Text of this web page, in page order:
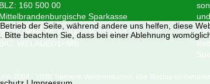
BLZ: 160 500 00
Mittelbrandenburgische Sparkasse
DE05 1605 0000 3527 0034 00
BIC: WELADED1PMB
© 2008 - 2026 Tierheim Verlorenwasser. Alle Rechte vorbehalten.
der Seite, während andere uns helfen, diese
beachten Sie, dass bei einer Ablehnung